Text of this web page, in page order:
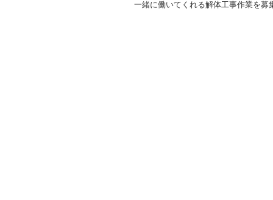
一緒に働いてくれる解体工事作業を募